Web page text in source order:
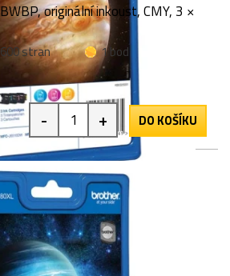
originální inkoust, CMY, 3 ×
stran
1 bod
- + DO KOŠÍKU